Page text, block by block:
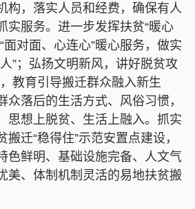
构，落实人员和经费，确保有人
实服务。进一步发挥扶贫“暖心
面对面、心连心”暖心服务，做实
”；弘扬文明新风，讲好脱贫攻
，教育引导搬迁群众融入新生
众落后的生活方式、风俗习惯，
思想上脱贫、生活上融入。抓实
迁“稳得住”示范安置点建设，
色鲜明、基础设施完备、人文气
美、体制机制灵活的易地扶贫搬